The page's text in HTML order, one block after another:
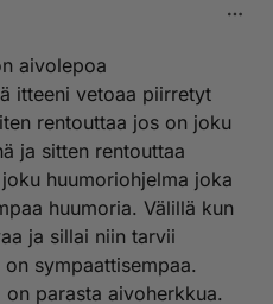
aivolepoa
itteeni vetoaa piirretyt
rentouttaa jos on joku
ja sitten rentouttaa
huumoriohjelma joka
huumoria. Välillä kun
ja sillai niin tarvii
sympaattisempaa.
parasta aivoherkkua.